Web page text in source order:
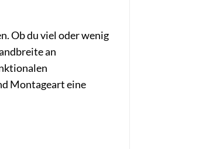
Ob du viel oder wenig
an
Montageart eine